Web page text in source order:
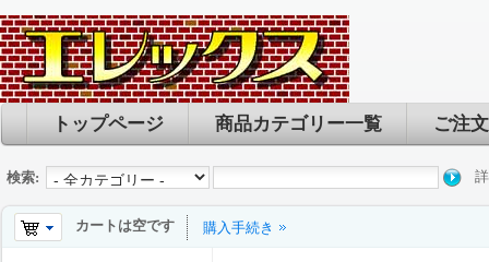
トップページ 商品カテゴリー一覧 ご注
検索:
カートは空です 購入手続き